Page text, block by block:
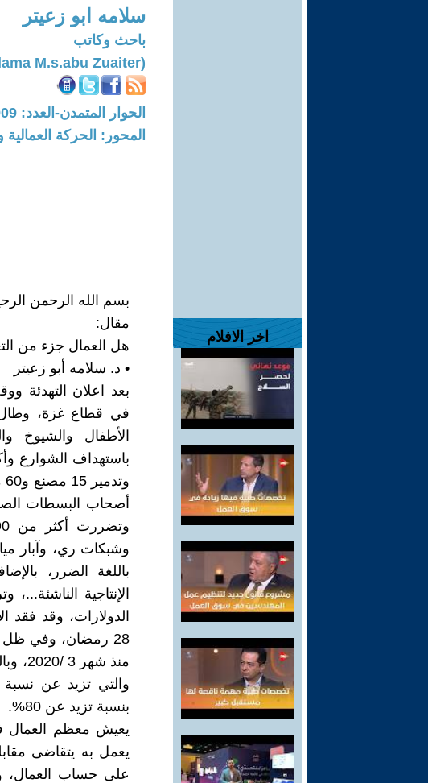
اخر الافلام
سلامه ابو زعيتر
باحث وكاتب
(Salama M.s.abu Zuaiter)
الحوار المتمدن-العدد: 6909 - 2021 / 5 / 26 - 15:54
المحور: الحركة العمالية
بسم الله الرحمن
مقال:
هل العمال جزء من
• د. سلامه أبو زعيتر
بعد اعلان التهدئة
في قطاع غزة، وطال
الأطفال والشيوخ
أصحاب البسطات
باللغة الضرر،
الإنتاجية
الدولارات، وقد
28 رمضان، وفي
منذ
بنسبة تزيد عن 80%.
يعيش معظم العمال
يعمل به يتقاضى
على حساب العمال،